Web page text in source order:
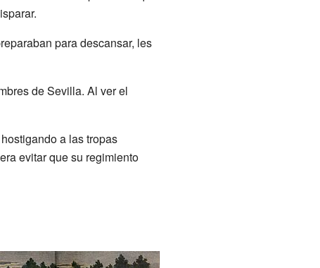
para descansar, les
de Sevilla. Al ver el
a las tropas
evitar que su regimiento